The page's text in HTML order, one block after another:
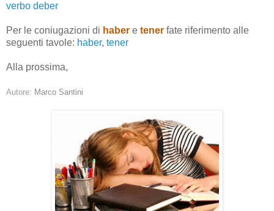
verbo deber
Per le coniugazioni di haber e tener fate riferimento alle
seguenti tavole: haber, tener
Alla prossima,
Autore: Marco Santini